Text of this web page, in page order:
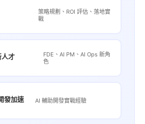
策略規劃、ROI 評估、落地實
戰
人才
FDE、AI PM、AI Ops 新角
色
發加速 AI 輔助開發實戰經驗